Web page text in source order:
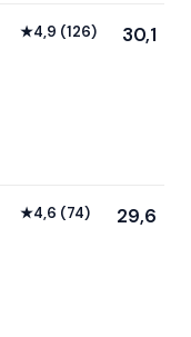
★4,9 (126) 30,1
★4,6 (74) 29,6